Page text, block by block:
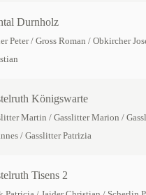
Durnholz
Peter / Gross Roman / Obkircher
Königswarte
Martin / Gasslitter Marion /
/ Gasslitter Patrizia
Tisens 2